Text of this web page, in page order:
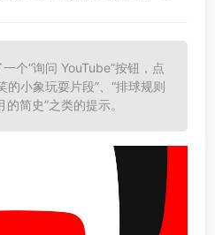
个“询问 YouTube”按钮，点
的小象玩耍片段”、“排球规则
简史”之类的提示。